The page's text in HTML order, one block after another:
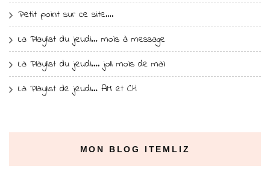
Petit point sur ce site….
La Playlist du jeudi… mois à message
La Playlist du jeudi…. joli mois de mai
La Playlist de jeudi… AM et CH
MON BLOG ITEMLIZ